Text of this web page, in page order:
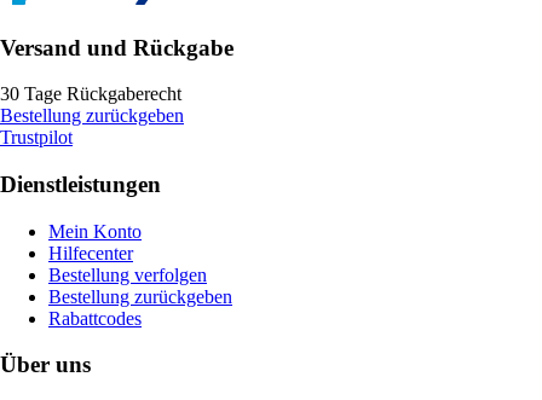
Versand und Rückgabe
30 Tage Rückgaberecht
Bestellung zurückgeben
Trustpilot
Dienstleistungen
Mein Konto
Hilfecenter
Bestellung verfolgen
Bestellung zurückgeben
Rabattcodes
Über uns